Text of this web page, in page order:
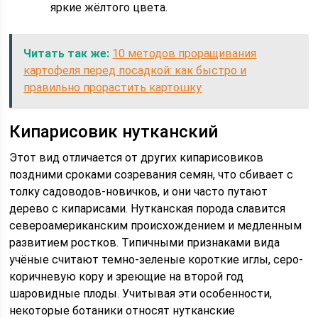
яркие жёлтого цвета.
Читать так же: 10 методов проращивания
картофеля перед посадкой: как быстро и
правильно прорастить картошку
Кипарисовик нутканский
Этот вид отличается от других кипарисовиков
поздними сроками созревания семян, что сбивает с
толку садоводов-новичков, и они часто путают
дерево с кипарисами. Нутканская порода славится
североамериканским происхождением и медленным
развитием ростков. Типичными признаками вида
учёные считают темно-зеленые короткие иглы, серо-
коричневую кору и зреющие на второй год
шаровидные плоды. Учитывая эти особенности,
некоторые ботаники относят нутканские